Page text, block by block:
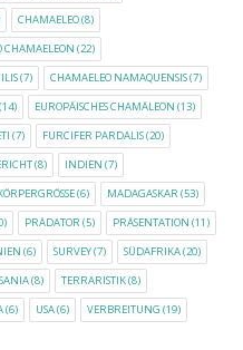
CHAMAELEO(8)
CHAMAELEON (22)
(7) CHAMAELEO NAMAQUENSIS(7)
EUROPÄISCHES CHAMÄLEON (13)
(7) FURCIFER PARDALIS(20)
(8) INDIEN (7)
(6) MADAGASKAR(53)
PRÄDATOR(5) PRÄSENTATION (11)
(6) SURVEY(7) SÜDAFRIKA(20)
(8) TERRARISTIK(8)
(6) USA(6) VERBREITUNG (19)